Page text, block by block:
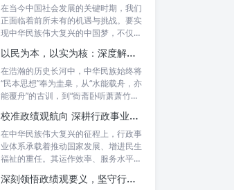
在当今中国社会发展的关键时期，我们
正面临着前所未有的机遇与挑战。要实
现中华民族伟大复兴的中国梦，不仅需
以民为本，以实为核：深度解析坚守为民初心与正确政绩观念的融合路径
在浩瀚的历史长河中，中华民族始终将
“民本思想”奉为圭臬，从“水能载舟，亦
能覆舟”的古训，到“衙斋卧听萧萧竹，
校准政绩观航向 深耕行政事业本职：新时代高质量发展的核心密码
在中华民族伟大复兴的征程上，行政事
业体系承载着推动国家发展、增进民生
福祉的重任。其运作效率、服务水平乃
深刻领悟政绩观要义，坚守行政事业初心：新时代公仆的使命与担当